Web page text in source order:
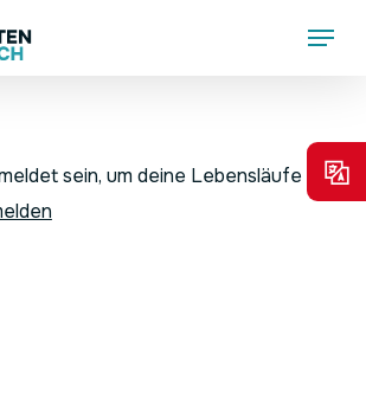
Menu
sein, um deine Lebensläufe zu